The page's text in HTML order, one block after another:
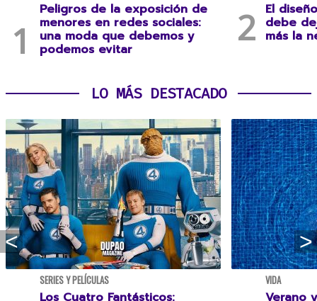
Peligros de la exposición de
menores en redes sociales:
una moda que debemos y
podemos evitar
El
debe
más la
LO MÁS DESTACADO
SERIES Y PELÍCULAS
Los Cuatro Fantásticos:
VIDA
Verano